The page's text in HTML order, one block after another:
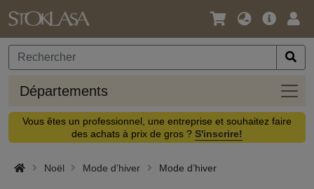
Langue
Devise
Offre
Départements
Vous êtes un professionnel, une entreprise et souhaitez faire
des achats à prix de gros ? S'inscrire!
Noël Mode d’hiver Mode d’hiver